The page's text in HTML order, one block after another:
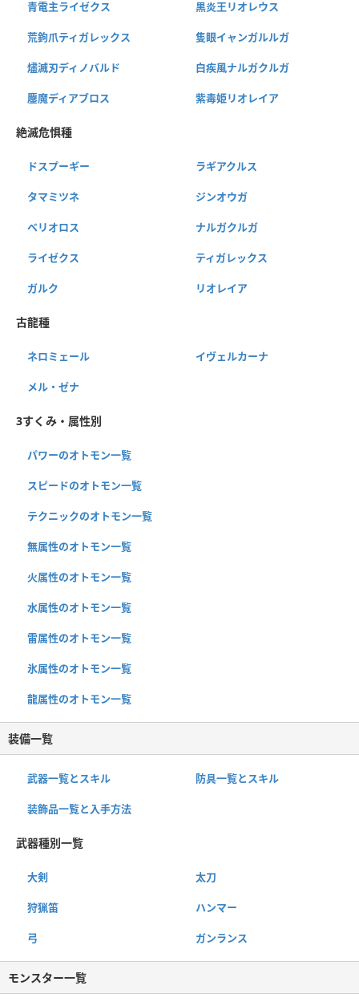
青電主ライゼクス 黒炎王リオレウス
荒鉤爪ティガレックス 隻眼イャンガルルガ
燼滅刃ディノバルド 白疾風ナルガクルガ
鏖魔ディアブロス 紫毒姫リオレイア
絶滅危惧種
ドスプーギー ラギアクルス
タマミツネ ジンオウガ
ベリオロス ナルガクルガ
ライゼクス ティガレックス
ガルク リオレイア
古龍種
ネロミェール イヴェルカーナ
メル・ゼナ
3すくみ・属性別
パワーのオトモン一覧
スピードのオトモン一覧
テクニックのオトモン一覧
無属性のオトモン一覧
火属性のオトモン一覧
水属性のオトモン一覧
雷属性のオトモン一覧
氷属性のオトモン一覧
龍属性のオトモン一覧
装備一覧
武器一覧とスキル 防具一覧とスキル
装飾品一覧と入手方法
武器種別一覧
大剣 太刀
狩猟笛 ハンマー
弓 ガンランス
モンスター一覧